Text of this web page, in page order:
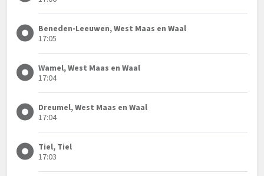
Beneden-Leeuwen, West Maas en Waal
17:05
Wamel, West Maas en Waal
17:04
Dreumel, West Maas en Waal
17:04
Tiel, Tiel
17:03